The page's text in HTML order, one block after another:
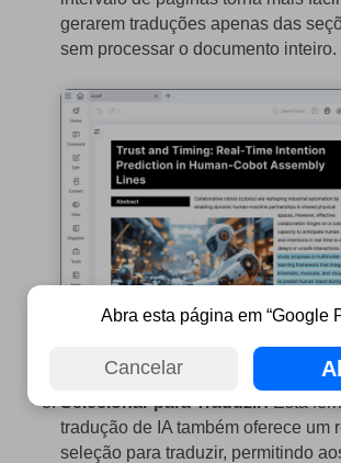
gerarem traduções apenas das
sem processar o documento inteiro.
Selecionar para Traduzir:Esta
tradução de IA também oferece um
seleção para traduzir, permitindo
Abra esta página em “Google
Cancelar